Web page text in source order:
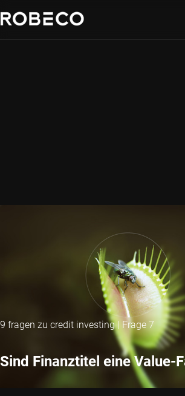
9 fragen zu credit investing | Frage 7
Sind Finanztitel eine Value-